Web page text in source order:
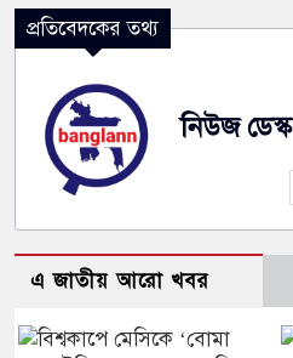
প্রতিবেদকের তথ্য
নিউজ ডেস্ক
এ জাতীয় আরো খবর